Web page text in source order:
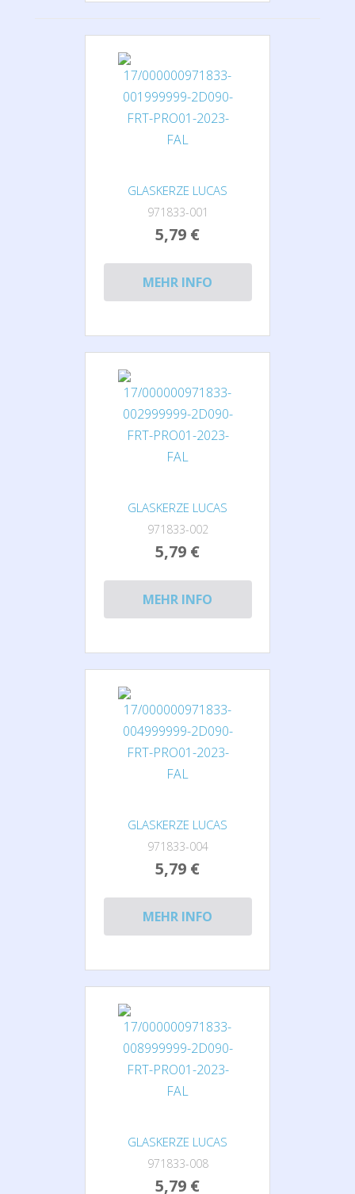
GLASKERZE LUCAS
971833-001
5,79 €
MEHR INFO
GLASKERZE LUCAS
971833-002
5,79 €
MEHR INFO
GLASKERZE LUCAS
971833-004
5,79 €
MEHR INFO
GLASKERZE LUCAS
971833-008
5,79 €